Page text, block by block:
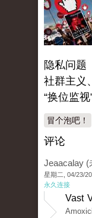
隐私问题
社群主义
“换位监视
冒个泡吧！
评论
Jeaacalay (
星期二, 04/23/
永久连接
Vast